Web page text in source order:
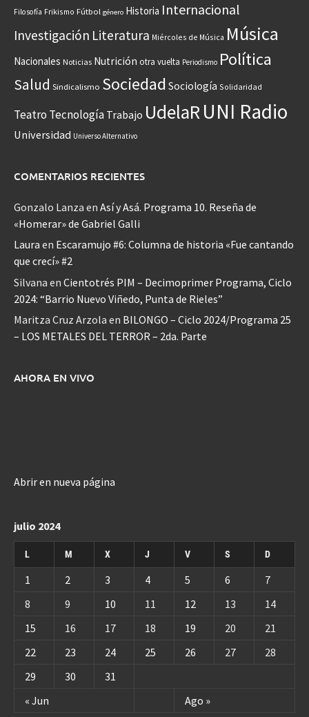
Filosofía Frikismo Fútbol género Historia Internacional
Investigación Literatura Miércoles de Música Música
Nacionales Noticias Nutrición otra vuelta Periodismo Política
Salud Sindicalismo Sociedad Sociología Solidaridad
Teatro Tecnología Trabajo UdelaRUNI Radio
Universidad Universo Alternativo
COMENTARIOS RECIENTES
Gonzalo Lanza en Así y Asá. Programa 10. Reseña de
«Homerar» de Gabriel Galli
Laura en Escaramujo #6: Columna de historia «Fue cantando
que crecí» #2
Silvana en Cientotrés PIM – Decimoprimer Programa, Ciclo
2024: “Barrio Nuevo Viñedo, Punta de Rieles”
Maritza Cruz Arzola en BILONGO – Ciclo 2024/Programa 25
– LOS METALES DEL TERROR – 2da. Parte
AHORA EN VIVO
Abrir en nueva página
julio 2024
L M X J V S D
« Jun Ago »
1 2 3 4 5 6
7
8
9 10 11 12 13
14
15
16 17 18 19 20
21
22
23 24 25 26 27
28
29
30 31